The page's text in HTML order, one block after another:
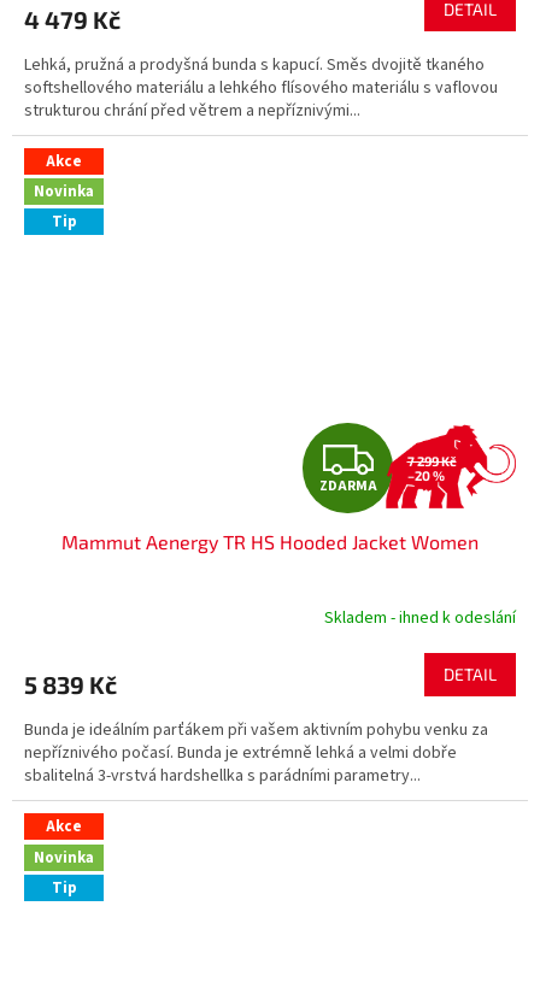
4 479 Kč DETAIL
Lehká, pružná a prodyšná bunda s kapucí. Směs dvojitě tkaného
softshellového materiálu a lehkého flísového materiálu s vaflovou
strukturou chrání před větrem a nepříznivými...
Akce
Novinka
Tip
Z
D
A
R
A
ZDARMA
7 299 Kč
–20 %
Mammut Aenergy TR HS Hooded Jacket Women
Skladem - ihned k odeslání
5 839 Kč DETAIL
Bunda je ideálním parťákem při vašem aktivním pohybu venku za
nepříznivého počasí. Bunda je extrémně lehká a velmi dobře
sbalitelná 3-vrstvá hardshellka s parádními parametry...
Akce
Novinka
Tip